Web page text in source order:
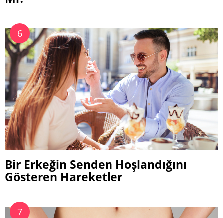
Bir Erkeğin Senden Hoşlandığını
Gösteren Hareketler